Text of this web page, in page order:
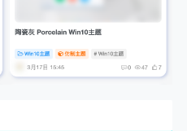
材网模块标题导航
美化（可单独设置）